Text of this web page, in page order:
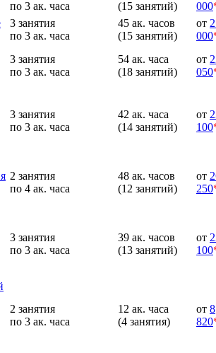
по 3 ак. часа (15 занятий) 000
3 занятия
по 3 ак. часа
45 ак. часов
(15 занятий)
от
000
3 занятия
по 3 ак. часа
54 ак. часа
(18 занятий)
от
050
3 занятия
по 3 ак. часа
42 ак. часа
(14 занятий)
от
100
2 занятия
по 4 ак. часа
48 ак. часов
(12 занятий)
от
250
3 занятия
по 3 ак. часа
39 ак. часов
(13 занятий)
от
100
2 занятия
по 3 ак. часа
12 ак. часа
(4 занятия)
от 8
820